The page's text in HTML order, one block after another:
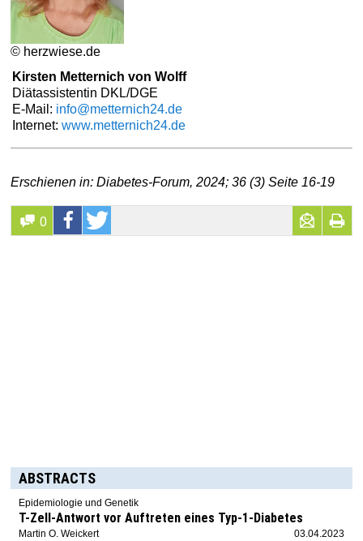
© herzwiese.de
Kirsten Metternich von Wolff
Diätassistentin DKL/DGE
E-Mail: info@metternich24.de
Internet:www.metternich24.de
Erschienen in: Diabetes-Forum, 2024; 36 (3) Seite 16-19
0
ABSTRACTS
Epidemiologie und Genetik
T-Zell-Antwort vor Auftreten eines Typ-1-Diabetes
Martin O. Weickert 03.04.2023